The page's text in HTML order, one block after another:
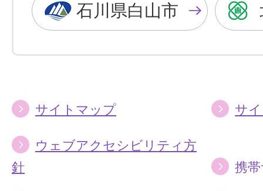
色
に
色
に
石川県白山市
サイトマップ サ
ウェブアクセシビリティ方
針
携